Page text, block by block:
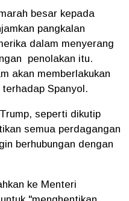
besar kepada
pangkalan
dalam menyerang
penolakan itu.
akan memberlakukan
Spanyol.
seperti dikutip
semua perdagangan
berhubungan dengan
ke Menteri